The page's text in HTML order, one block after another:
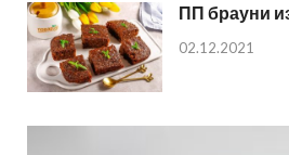
ПП брауни
02.12.2021